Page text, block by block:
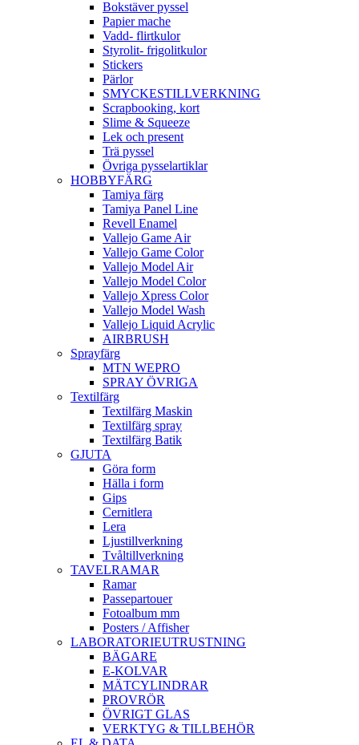
Bokstäver pyssel
Papier mache
Vadd- flirtkulor
Styrolit- frigolitkulor
Stickers
Pärlor
SMYCKESTILLVERKNING
Scrapbooking, kort
Slime & Squeeze
Lek och present
Trä pyssel
Övriga pysselartiklar
HOBBYFÄRG
Tamiya färg
Tamiya Panel Line
Revell Enamel
Vallejo Game Air
Vallejo Game Color
Vallejo Model Air
Vallejo Model Color
Vallejo Xpress Color
Vallejo Model Wash
Vallejo Liquid Acrylic
AIRBRUSH
Sprayfärg
MTN WEPRO
SPRAY ÖVRIGA
Textilfärg
Textilfärg Maskin
Textilfärg spray
Textilfärg Batik
GJUTA
Göra form
Hälla i form
Gips
Cernitlera
Lera
Ljustillverkning
Tvåltillverkning
TAVELRAMAR
Ramar
Passepartouer
Fotoalbum mm
Posters / Affisher
LABORATORIEUTRUSTNING
BÄGARE
E-KOLVAR
MÄTCYLINDRAR
PROVRÖR
ÖVRIGT GLAS
VERKTYG & TILLBEHÖR